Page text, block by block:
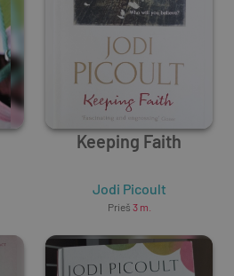
Keeping Faith
Jodi Picoult
Prieš 3 m.